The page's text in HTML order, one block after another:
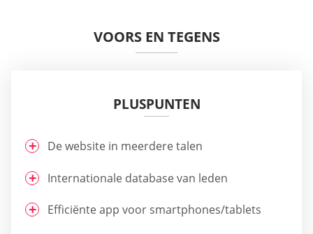
VOORS EN TEGENS
PLUSPUNTEN
De website in meerdere talen
Internationale database van leden
Efficiënte app voor smartphones/tablets